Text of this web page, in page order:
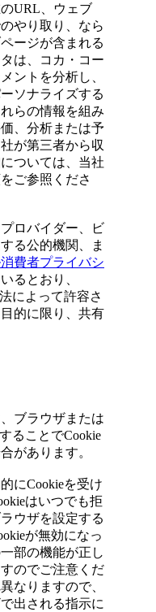
URL、ウェブ
やり取り、なら
ージが含まれる
は、コカ・コー
ントを分析し、
ソナライズする
らの情報を組み
、分析または予
が第三者から収
ついては、当社
ご参照くださ
ロバイダー、ビ
る公的機関、ま
費者プライバシ
るとおり、
によって許容さ
的に限り、共有
ブラウザまたは
ることでCookie
があります。
にCookieを受け
はいつでも拒
ウザを設定する
が無効になっ
部の機能が正し
のでご注意くだ
なりますので、
出される指示に